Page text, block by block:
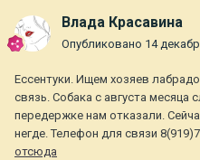
Влада Красавина
Опубликовано 14
Ессентуки. Ищем хозяев
связь. Собака с августа месяца
передержке нам отказали.
негде. Телефон для связи
отсюда